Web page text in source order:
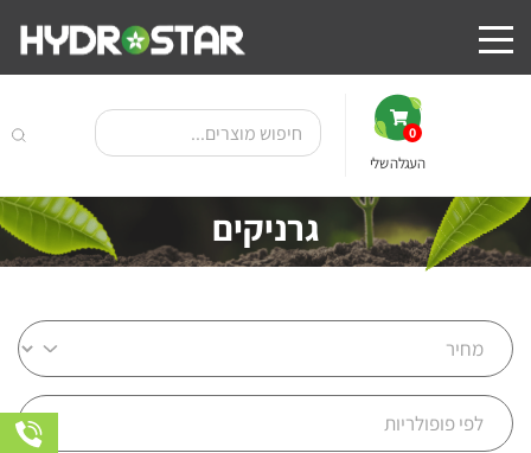
0
העגלה שלי
גרניקים